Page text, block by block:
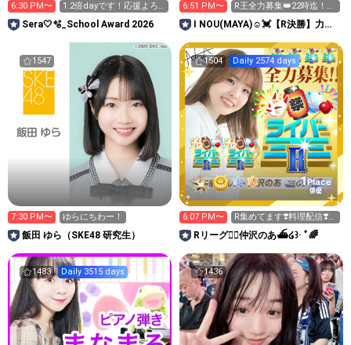
6:30 PM〜
1.2倍dayです！応援よろ
しくお願いします😊
Sera🤍🫧_School Award 2026
6:51 PM〜
R王全力募集👑22時迄！明
日神宮花火ステージ！
I NOU(MAYA)☺︎︎︎︎💓【R決勝】力合
1547
7:30 PM〜 ゆらにちわー！
飯田 ゆら（SKE48 研究生）
1504 Daily 2574 days
1 Place
俳優
6:07 PM〜
R集めてます❣️料理配信❣️夏
バテ対策
Rリーグ❤️‍🔥仲沢のあ⛴໒꒱· ﾟ🌈
1483 Daily 3515 days 1436